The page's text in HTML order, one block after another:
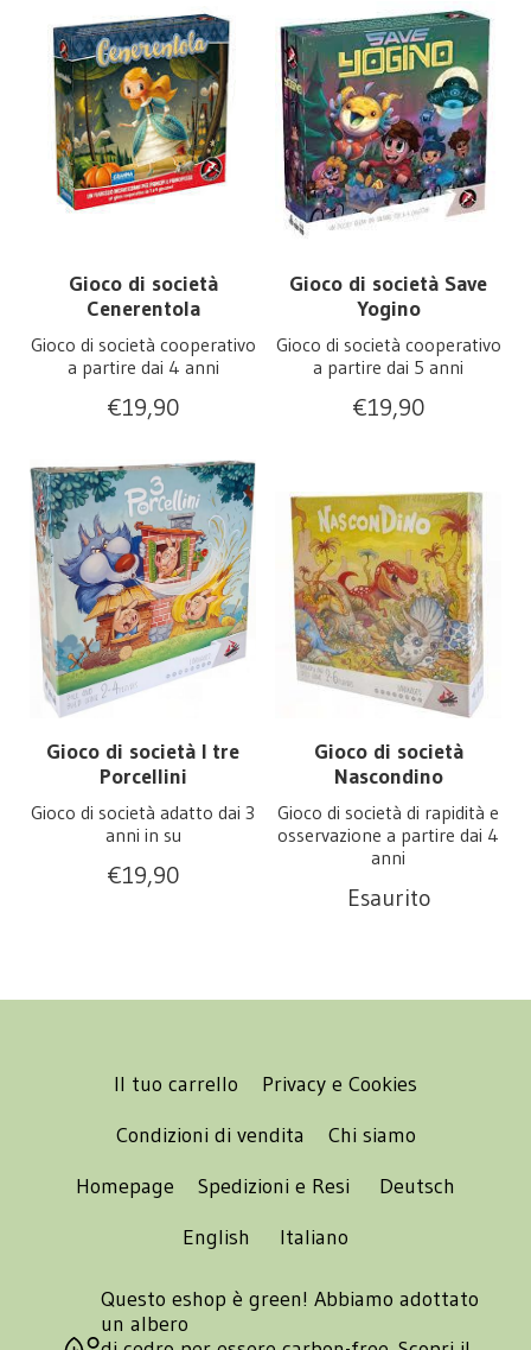
Gioco di società
Cenerentola
Gioco di società cooperativo
a partire dai 4 anni
€19,90
Gioco di società Save
Yogino
Gioco di società cooperativo
a partire dai 5 anni
€19,90
Gioco di società I tre
Porcellini
Gioco di società adatto dai 3
anni in su
€19,90
Gioco di società
Nascondino
Gioco di società di rapidità e
osservazione a partire dai 4
anni
Esaurito
Il tuo carrello
Privacy e Cookies
Condizioni di vendita
Chi siamo
Homepage
Spedizioni e Resi
Deutsch
English
Italiano
Questo eshop è green! Abbiamo adottato
un albero